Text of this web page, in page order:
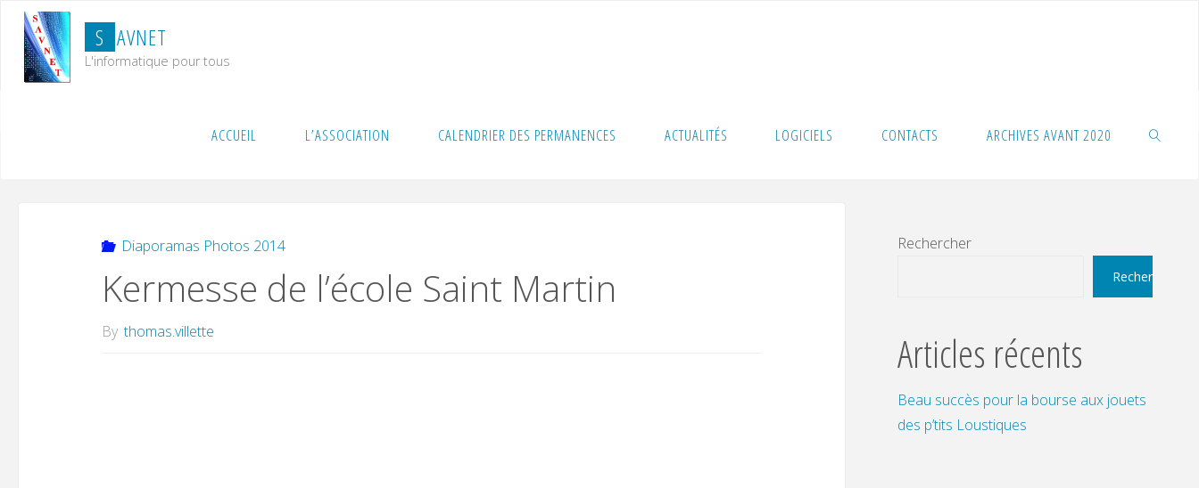
content
S AVNET
L'informatique pour tous
ACCUEIL L’ASSOCIATION CALENDRIER DES PERMANENCES ACTUALITÉS LOGICIELS CONTACTS ARCHIVES AVANT 2020
Diaporamas Photos 2014
Kermesse de l’école Saint Martin
By thomas.villette
Rechercher
Rechercher
Articles récents
Beau succès pour la bourse aux jouets
des p’tits Loustiques